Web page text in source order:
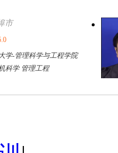
市
学-管理科学与工程学院
科学 管理工程
市